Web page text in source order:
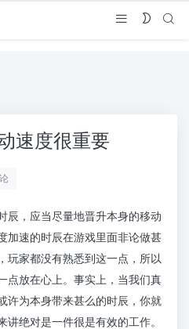
速度很重要
辰，应当尽量地晋升本身的移动
加速的时辰在游戏里面非论做甚
玩家都没有熟悉到这一点，所以
点放在心上。事实上，当我们真
许为本身带来甚么的时辰，你就
绝对是一件很是有效的工作。